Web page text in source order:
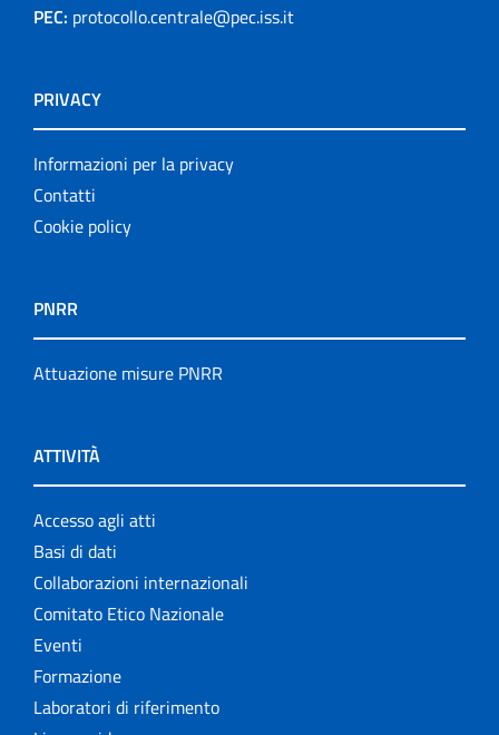
PEC: protocollo.centrale@pec.iss.it
PRIVACY
Informazioni per la privacy
Contatti
Cookie policy
PNRR
Attuazione misure PNRR
ATTIVITÀ
Accesso agli atti
Basi di dati
Collaborazioni internazionali
Comitato Etico Nazionale
Eventi
Formazione
Laboratori di riferimento